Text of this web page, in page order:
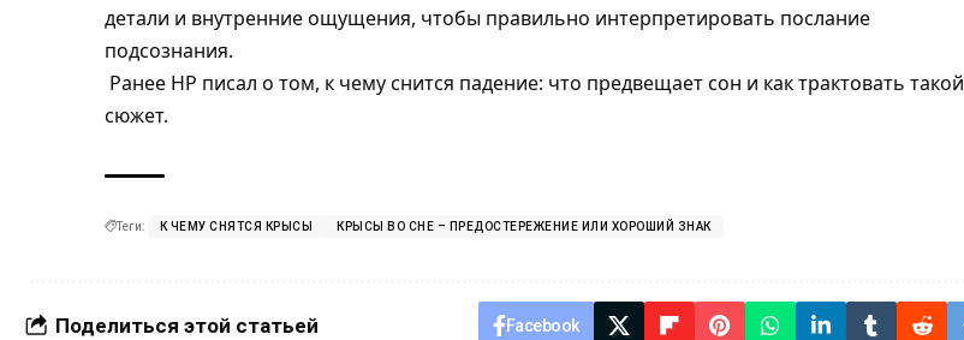
детали и внутренние ощущения, чтобы правильно интерпретировать послание
подсознания.
Ранее НР писал о том, к чему снится падение: что предвещает сон и как трактовать такой
сюжет.
Теги: К ЧЕМУ СНЯТСЯ КРЫСЫ КРЫСЫ ВО СНЕ – ПРЕДОСТЕРЕЖЕНИЕ ИЛИ ХОРОШИЙ ЗНАК
Поделиться этой статьей Facebook